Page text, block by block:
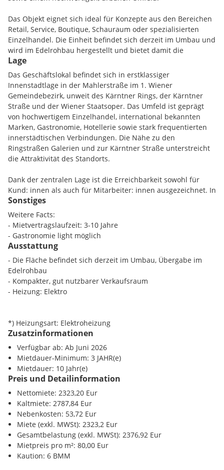
Das Objekt eignet sich ideal für Konzepte aus den Bereichen
Retail, Service, Boutique, Schauraum oder spezialisierten
Einzelhandel. Die Einheit befindet sich derzeit im Umbau und
wird im Edelrohbau hergestellt und bietet damit die
Möglichkeit, das Geschäftslokal an die jeweilige Marken- und
Nutzungsidee anzupassen.
Der Grundriss umfasst einen Verkaufsraum sowie einer
Nebenfläche und Sanitärbereich. Die Umgebung zählt zu den
etabliertesten Geschäftsadressen Wiens und überzeugt
durch hohe Kundenfrequenz, internationale Besucher: innen
und ein repräsentatives Umfeld.
Lage
Das Geschäftslokal befindet sich in erstklassiger
Innenstadtlage in der Mahlerstraße im 1. Wiener
Gemeindebezirk, unweit des Kärntner Rings, der Kärntner
Straße und der Wiener Staatsoper. Das Umfeld ist geprägt
von hochwertigem Einzelhandel, international bekannten
Marken, Gastronomie, Hotellerie sowie stark frequentierten
innerstädtischen Verbindungen. Die Nähe zu den
Ringstraßen Galerien und zur Kärntner Straße unterstreicht
die Attraktivität des Standorts.
Dank der zentralen Lage ist die Erreichbarkeit sowohl für
Kund: innen als auch für Mitarbeiter: innen ausgezeichnet. In
fußläufiger Distanz befinden sich die U-Bahn-Knoten
Karlsplatz und Stephansplatz; im unmittelbaren Umfeld
bestehen außerdem Anbindungen über Straßenbahn und
Bus, insbesondere im Bereich Oper/Karlsplatz.
Öffentliche Verkehrsanbindung
- U-Bahn: U1, U2, U4
- Straßenbahn: 1, 2, D, 62, 71
- Bus: 2A, 59A
- Badner Bahn: in kurzer Distanz erreichbar
Sonstiges
Weitere Facts:
- Mietvertragslaufzeit: 3-10 Jahre
- Gastronomie light möglich
Ausstattung
- Die Fläche befindet sich derzeit im Umbau, Übergabe im
Edelrohbau
- Kompakter, gut nutzbarer Verkaufsraum
- Heizung: Elektro
*) Heizungsart: Elektroheizung
Zusatzinformationen
Verfügbar ab: Ab Juni 2026
Mietdauer-Minimum: 3 JAHR(e)
Mietdauer: 10 Jahr(e)
Preis und Detailinformation
Nettomiete: 2323,20 Eur
Kaltmiete: 2787,84 Eur
Nebenkosten: 53,72 Eur
Miete (exkl. MWSt): 2323,2 Eur
Gesamtbelastung (exkl. MWSt): 2376,92 Eur
Mietpreis pro m²: 80,00 Eur
Kaution: 6 BMM